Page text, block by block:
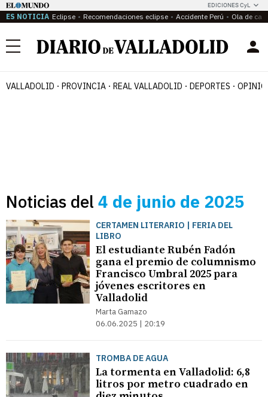
EDICIONES CyL
ES NOTICIA Eclipse Recomendaciones eclipse Accidente Perú Ola de
Menú
VALLADOLID PROVINCIA REAL VALLADOLID DEPORTES
Noticias del 4 de junio de 2025
CERTAMEN LITERARIO | FERIA DEL
LIBRO
El estudiante Rubén Fadón
gana el premio de columnismo
Francisco Umbral 2025 para
jóvenes escritores en
Valladolid
Marta Gamazo
06.06.2025 | 20:19
TROMBA DE AGUA
La tormenta en Valladolid: 6,8
litros por metro cuadrado en